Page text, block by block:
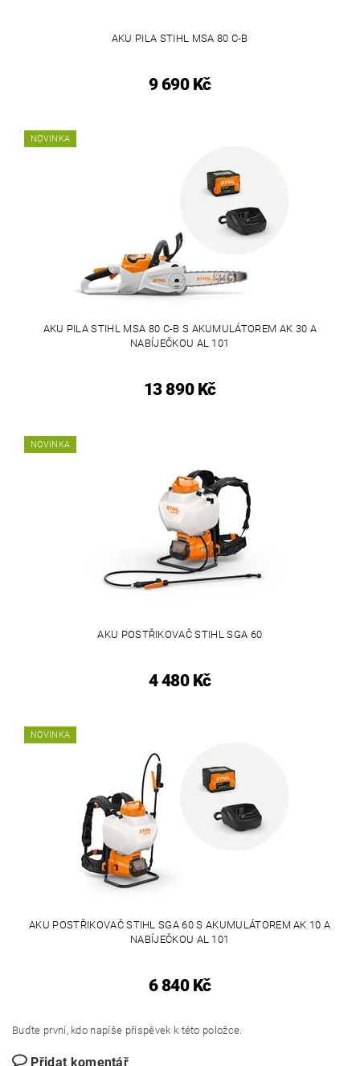
AKU PILA STIHL MSA 80 C-B
9 690 Kč
NOVINKA
AKU PILA STIHL MSA 80 C-B S AKUMULÁTOREM AK 30 A
NABÍJEČKOU AL 101
13 890 Kč
NOVINKA
AKU POSTŘIKOVAČ STIHL SGA 60
4 480 Kč
NOVINKA
AKU POSTŘIKOVAČ STIHL SGA 60 S AKUMULÁTOREM AK 10 A
NABÍJEČKOU AL 101
6 840 Kč
Buďte první, kdo napíše příspěvek k této položce.
Přidat komentář